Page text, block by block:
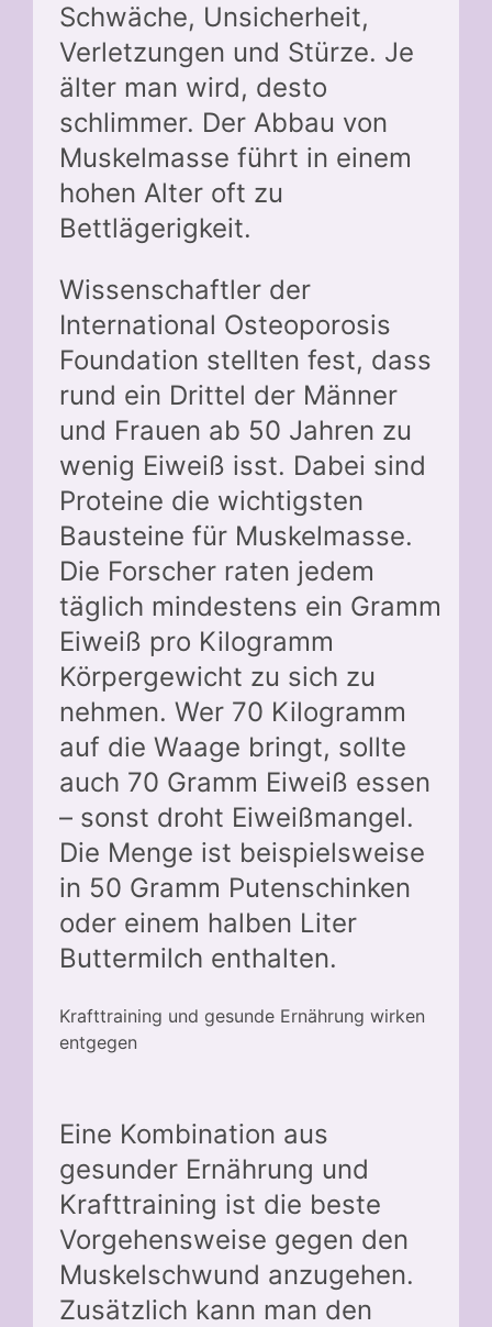
Schwäche, Unsicherheit,
Verletzungen und Stürze. Je
älter man wird, desto
schlimmer. Der Abbau von
Muskelmasse führt in einem
hohen Alter oft zu
Bettlägerigkeit.
Wissenschaftler der
International Osteoporosis
Foundation stellten fest, dass
rund ein Drittel der Männer
und Frauen ab 50 Jahren zu
wenig Eiweiß isst. Dabei sind
Proteine die wichtigsten
Bausteine für Muskelmasse.
Die Forscher raten jedem
täglich mindestens ein Gramm
Eiweiß pro Kilogramm
Körpergewicht zu sich zu
nehmen. Wer 70 Kilogramm
auf die Waage bringt, sollte
auch 70 Gramm Eiweiß essen
– sonst droht Eiweißmangel.
Die Menge ist beispielsweise
in 50 Gramm Putenschinken
oder einem halben Liter
Buttermilch enthalten.
Krafttraining und gesunde Ernährung wirken
entgegen
Eine Kombination aus
gesunder Ernährung und
Krafttraining ist die beste
Vorgehensweise gegen den
Muskelschwund anzugehen.
Zusätzlich kann man den